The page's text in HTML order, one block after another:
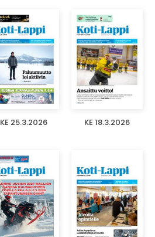
KE 25.3.2026 KE 18.3.2026